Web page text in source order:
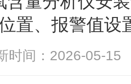
置、报警值设
时间：2026-05-